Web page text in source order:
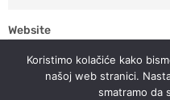
Website
Koristimo kolačiće kako
našoj web stranici.
smatramo da